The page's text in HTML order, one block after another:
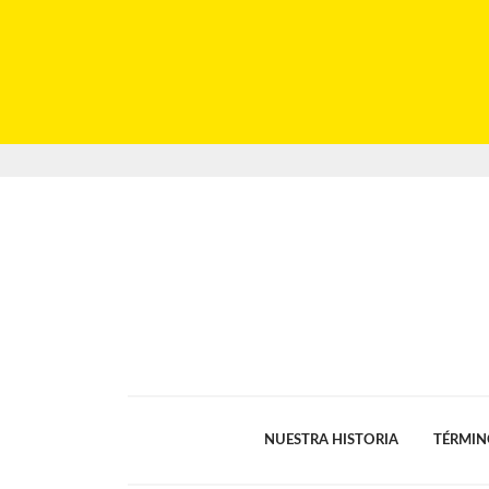
NUESTRA HISTORIA